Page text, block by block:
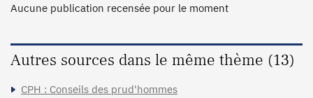
Aucune publication recensée pour le moment
Autres sources dans le même thème (13)
CPH : Conseils des prud'hommes